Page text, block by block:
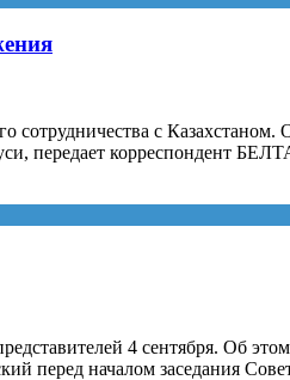
с Казахстаном.
передает корреспондент
4 сентября. Об
перед началом заседания